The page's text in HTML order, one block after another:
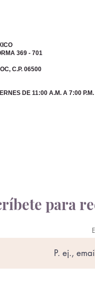
369 - 701
C.P. 06500
DE 11:00 A.M. A 7:00 P.M.
para